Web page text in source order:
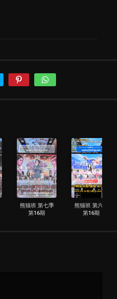
熊猫班 第七季
第16期
熊猫班 第六季
第16期